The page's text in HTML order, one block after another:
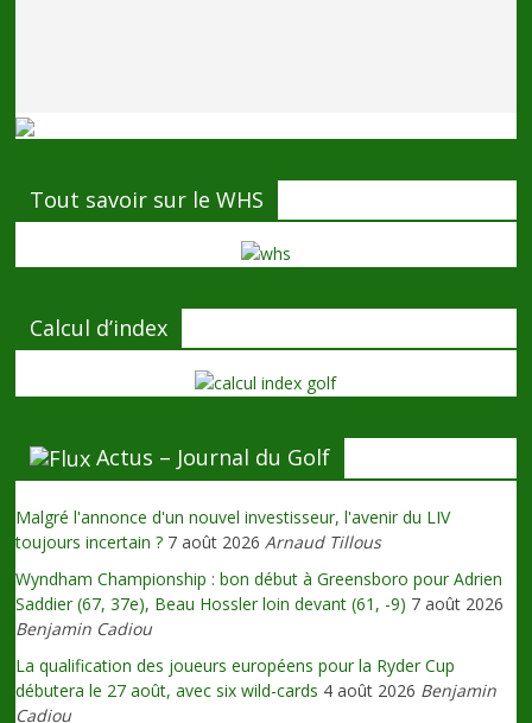
Tout savoir sur le WHS
Calcul d’index
Actus – Journal du Golf
Malgré l'annonce d'un nouvel investisseur, l'avenir du LIV
toujours incertain ? 7 août 2026 Arnaud Tillous
Wyndham Championship : bon début à Greensboro pour Adrien
Saddier (67, 37e), Beau Hossler loin devant (61, -9) 7 août 2026
Benjamin Cadiou
La qualification des joueurs européens pour la Ryder Cup
débutera le 27 août, avec six wild-cards 4 août 2026 Benjamin
Cadiou